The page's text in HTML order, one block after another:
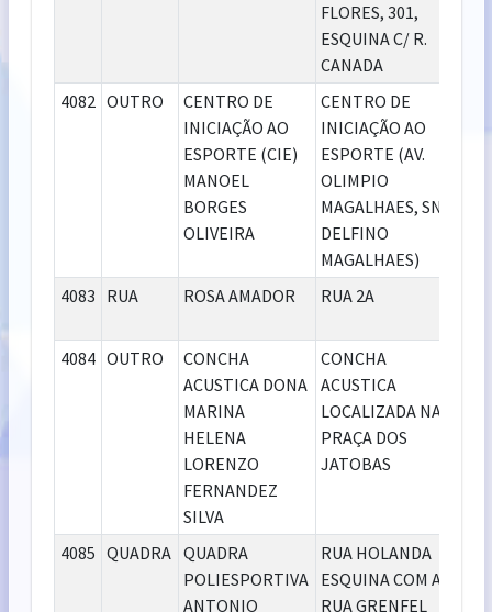
FLORES, 301,
ESQUINA C/ R.
CANADA
4082 OUTRO
CENTRO DE
INICIAÇÃO AO
ESPORTE (CIE)
MANOEL
BORGES
OLIVEIRA
CENTRO DE
INICIAÇÃO AO
ESPORTE (AV.
OLIMPIO
MAGALHAES, SN,
DELFINO
MAGALHAES)
4083 RUA ROSA AMADOR RUA 2A
4084 OUTRO
CONCHA
ACUSTICA DONA
MARINA
HELENA
LORENZO
FERNANDEZ
SILVA
CONCHA
ACUSTICA
LOCALIZADA NA
PRAÇA DOS
JATOBAS
4085 QUADRA QUADRA
POLIESPORTIVA
ANTONIO
RUA HOLANDA
ESQUINA COM A
RUA GRENFEL